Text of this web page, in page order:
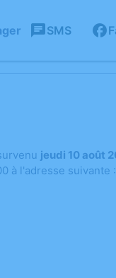
SMS
jeudi 10 août
à l'adresse